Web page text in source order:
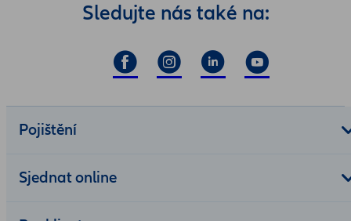
Sledujte nás také na:
Pojištění
Sjednat online